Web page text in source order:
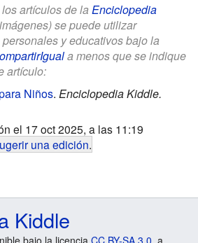
artículos de la Enciclopedia
se puede utilizar
y educativos bajo la
a menos que se indique
artículo:
Niños. Enciclopedia Kiddle.
el 17 oct 2025, a las 11:19
una edición.
Kiddle
bajo la licencia CC BY-SA 3.0 , a